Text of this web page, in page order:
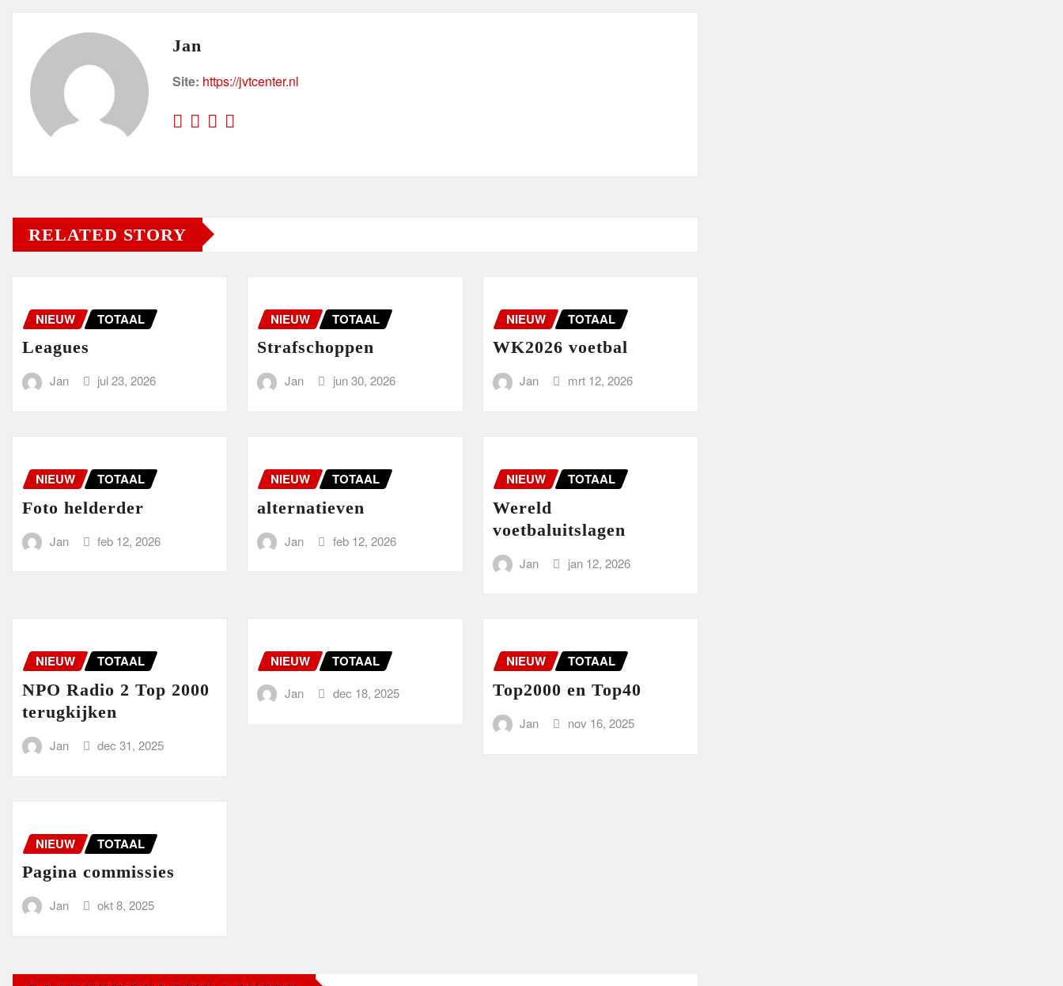
Jan
Site: https://jvtcenter.nl
RELATED STORY
NIEUW TOTAAL
Leagues
Jan jul 23, 2026
NIEUW TOTAAL
Strafschoppen
Jan jun 30, 2026
NIEUW TOTAAL
WK2026 voetbal
Jan mrt 12, 2026
NIEUW TOTAAL
Foto helderder
Jan feb 12, 2026
NIEUW TOTAAL
alternatieven
Jan feb 12, 2026
NIEUW TOTAAL
Wereld
voetbaluitslagen
Jan jan 12, 2026
NIEUW TOTAAL
NPO Radio 2 Top 2000
terugkijken
Jan dec 31, 2025
NIEUW TOTAAL
Jan dec 18, 2025
NIEUW TOTAAL
Top2000 en Top40
Jan nov 16, 2025
NIEUW TOTAAL
Pagina commissies
Jan okt 8, 2025